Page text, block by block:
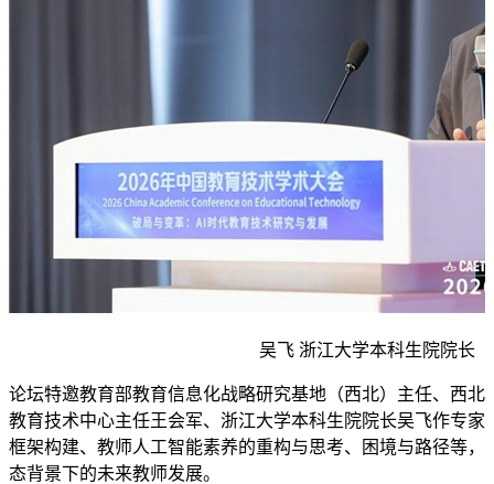
吴飞 浙江大学本科生院院长
论坛特邀教育部教育信息化战略研究基地（西北）主任、西北
教育技术中心主任王会军、浙江大学本科生院院长吴飞作专家
框架构建、教师人工智能素养的重构与思考、困境与路径等，
态背景下的未来教师发展。